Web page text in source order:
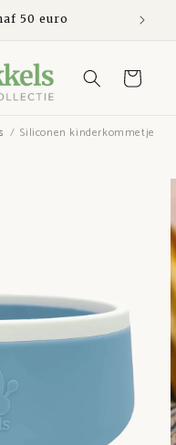
50 euro
Winkelwagen
Siliconen kinderkommetje